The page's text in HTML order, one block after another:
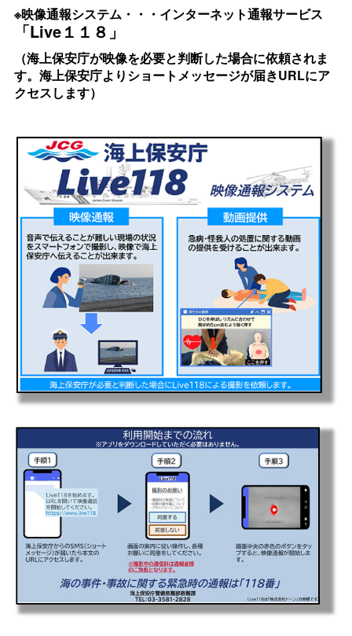
※映像通報システム・・・インターネット通報サービス
「Live１１８」
（海上保安庁が映像を必要と判断した場合に依頼されま
す。海上保安庁よりショートメッセージが届きURLにア
クセスします）